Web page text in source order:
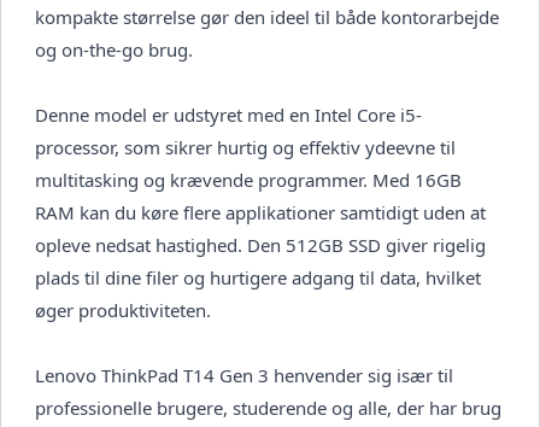
kompakte størrelse gør den ideel til både kontorarbejde
og on-the-go brug.
Denne model er udstyret med en Intel Core i5-
processor, som sikrer hurtig og effektiv ydeevne til
multitasking og krævende programmer. Med 16GB
RAM kan du køre flere applikationer samtidigt uden at
opleve nedsat hastighed. Den 512GB SSD giver rigelig
plads til dine filer og hurtigere adgang til data, hvilket
øger produktiviteten.
Lenovo ThinkPad T14 Gen 3 henvender sig især til
professionelle brugere, studerende og alle, der har brug